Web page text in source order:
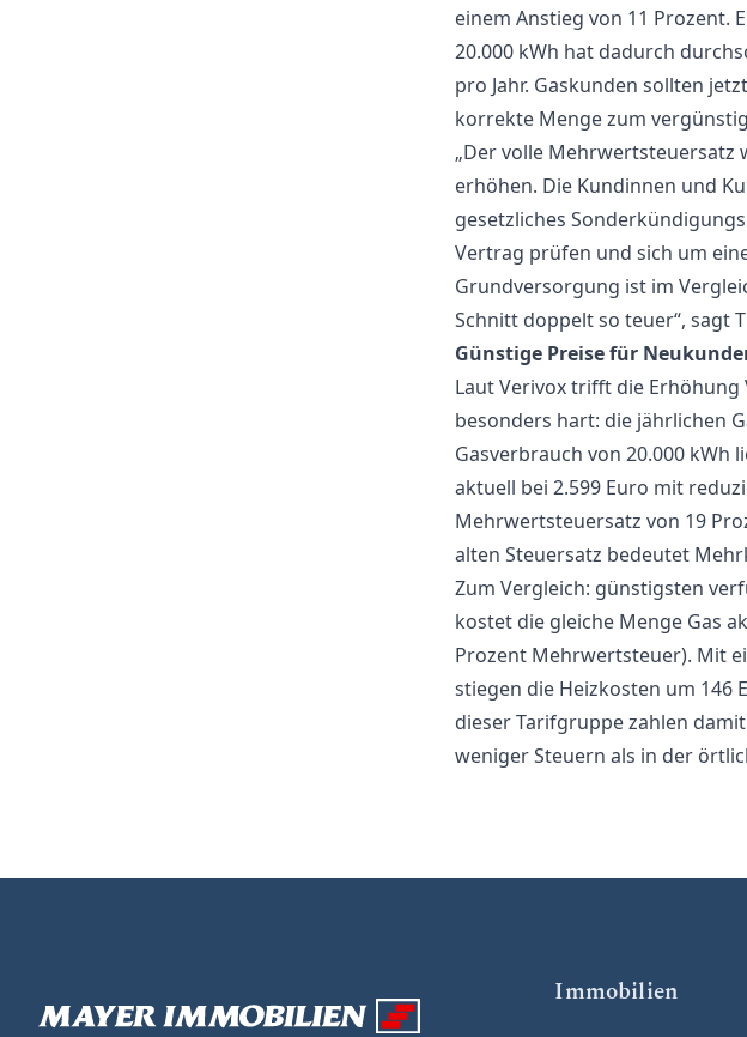
einem Anstieg von 11 Prozent.
20.000 kWh hat dadurch
pro Jahr. Gaskunden sollten
korrekte Menge zum
„Der volle Mehrwertsteuersatz
erhöhen. Die Kundinnen und
gesetzliches
Vertrag prüfen und sich um
Grundversorgung ist im
Schnitt doppelt so teuer“, sagt
Günstige Preise für
Laut Verivox trifft die
besonders hart: die jährlichen
Gasverbrauch von 20.000
aktuell bei 2.599 Euro mit
Mehrwertsteuersatz von 19
alten Steuersatz bedeutet
Zum Vergleich: günstigsten
kostet die gleiche Menge Gas
Prozent Mehrwertsteuer). Mit
stiegen die Heizkosten um 146
dieser Tarifgruppe zahlen
weniger Steuern als in der
Immobilien